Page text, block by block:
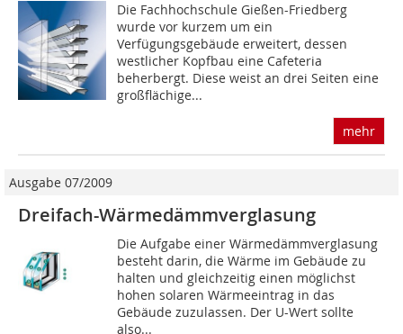
Die Fachhochschule Gießen-Friedberg
wurde vor kurzem um ein
Verfügungsgebäude erweitert, dessen
westlicher Kopfbau eine Cafeteria
beherbergt. Diese weist an drei Seiten eine
großflächige...
mehr
Ausgabe 07/2009
Dreifach-Wärmedämmverglasung
Die Aufgabe einer Wärmedämmverglasung
besteht darin, die Wärme im Gebäude zu
halten und gleichzeitig einen möglichst
hohen solaren Wärmeeintrag in das
Gebäude zuzulassen. Der U-Wert sollte
also...